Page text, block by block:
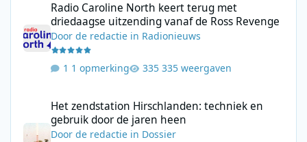
Radio Caroline North keert terug met
driedaagse uitzending vanaf de Ross Revenge
Doorde redactie in Radionieuws
1 opmerking 335 weergaven
Het zendstation Hirschlanden: techniek en
gebruik door de jaren heen
Doorde redactie in Dossier